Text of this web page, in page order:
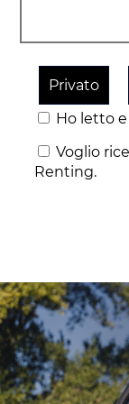
Privato
Ho letto
Voglio
Renting.